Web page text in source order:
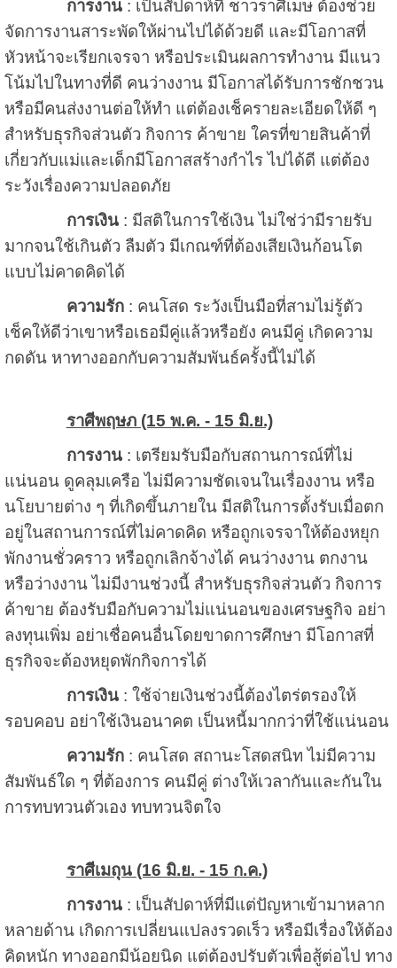
การงาน: เป็นสัปดาห์ที่ ชาวราศีเมษ ต้องช่วย
จัดการงานสาระพัดให้ผ่านไปได้ด้วยดี และมีโอกาสที่
หัวหน้าจะเรียกเจรจา หรือประเมินผลการทำงาน มีแนว
โน้มไปในทางที่ดี คนว่างงาน มีโอกาสได้รับการชักชวน
หรือมีคนส่งงานต่อให้ทำ แต่ต้องเช็ครายละเอียดให้ดี ๆ
สำหรับธุรกิจส่วนตัว กิจการ ค้าขาย ใครที่ขายสินค้าที่
เกี่ยวกับแม่และเด็กมีโอกาสสร้างกำไร ไปได้ดี แต่ต้อง
ระวังเรื่องความปลอดภัย
การเงิน: มีสติในการใช้เงิน ไม่ใช่ว่ามีรายรับ
มากจนใช้เกินตัว ลืมตัว มีเกณฑ์ที่ต้องเสียเงินก้อนโต
แบบไม่คาดคิดได้
ความรัก: คนโสด ระวังเป็นมือที่สามไม่รู้ตัว
เช็คให้ดีว่าเขาหรือเธอมีคู่แล้วหรือยัง คนมีคู่ เกิดความ
กดดัน หาทางออกกับความสัมพันธ์ครั้งนี้ไม่ได้
ราศีพฤษภ (15 พ.ค. - 15 มิ.ย.)
การงาน: เตรียมรับมือกับสถานการณ์ที่ไม่
แน่นอน ดูคลุมเครือ ไม่มีความชัดเจนในเรื่องงาน หรือ
นโยบายต่าง ๆ ที่เกิดขึ้นภายใน มีสติในการตั้งรับเมื่อตก
อยู่ในสถานการณ์ที่ไม่คาดคิด หรือถูกเจรจาให้ต้องหยุก
พักงานชั่วคราว หรือถูกเลิกจ้างได้ คนว่างงาน ตกงาน
หรือว่างงาน ไม่มีงานช่วงนี้ สำหรับธุรกิจส่วนตัว กิจการ
ค้าขาย ต้องรับมือกับความไม่แน่นอนของเศรษฐกิจ อย่า
ลงทุนเพิ่ม อย่าเชื่อคนอื่นโดยขาดการศึกษา มีโอกาสที่
ธุรกิจจะต้องหยุดพักกิจการได้
การเงิน: ใช้จ่ายเงินช่วงนี้ต้องไตร่ตรองให้
รอบคอบ อย่าใช้เงินอนาคต เป็นหนี้มากกว่าที่ใช้แน่นอน
ความรัก: คนโสด สถานะโสดสนิท ไม่มีความ
สัมพันธ์ใด ๆ ที่ต้องการ คนมีคู่ ต่างให้เวลากันและกันใน
การทบทวนตัวเอง ทบทวนจิตใจ
ราศีเมถุน (16 มิ.ย. - 15 ก.ค.)
การงาน: เป็นสัปดาห์ที่มีแต่ปัญหาเข้ามาหลาก
หลายด้าน เกิดการเปลี่ยนแปลงรวดเร็ว หรือมีเรื่องให้ต้อง
คิดหนัก ทางออกมีน้อยนิด แต่ต้องปรับตัวเพื่อสู้ต่อไป ทาง